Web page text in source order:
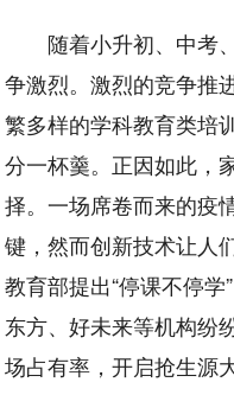
随着小升初、中考
争激烈。激烈的竞争推
繁多样的学科教育类培
分一杯羹。正因如此，
择。一场席卷而来的疫
键，然而创新技术让人
教育部提出“停课不停
东方、好未来等机构纷
场占有率，开启抢生源大